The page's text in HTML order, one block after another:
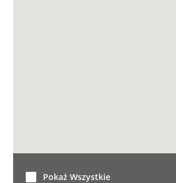
Pokaż Wszystkie